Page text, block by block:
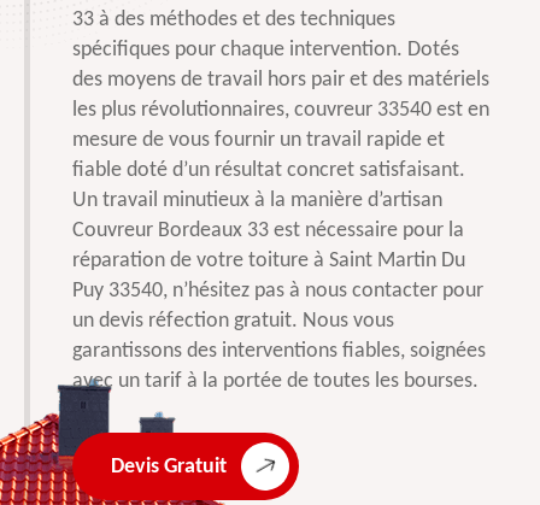
33 à des méthodes et des techniques
spécifiques pour chaque intervention. Dotés
des moyens de travail hors pair et des matériels
les plus révolutionnaires, couvreur 33540 est en
mesure de vous fournir un travail rapide et
fiable doté d’un résultat concret satisfaisant.
Un travail minutieux à la manière d’artisan
Couvreur Bordeaux 33 est nécessaire pour la
réparation de votre toiture à Saint Martin Du
Puy 33540, n’hésitez pas à nous contacter pour
un devis réfection gratuit. Nous vous
garantissons des interventions fiables, soignées
avec un tarif à la portée de toutes les bourses.
Devis Gratuit